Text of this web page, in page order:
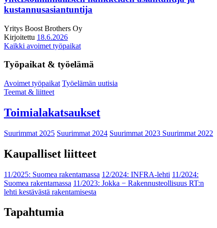
kustannusasiantuntija
Yritys Boost Brothers Oy
Kirjoitettu 18.6.2026
Kaikki avoimet työpaikat
Työpaikat & työelämä
Avoimet työpaikat Työelämän uutisia
Teemat & liitteet
Toimialakatsaukset
Suurimmat 2025 Suurimmat 2024 Suurimmat 2023 Suurimmat 2022
Kaupalliset liitteet
11/2025: Suomea rakentamassa 12/2024: INFRA-lehti 11/2024:
Suomea rakentamassa 11/2023: Jokka − Rakennusteollisuus RT:n
lehti kestävästä rakentamisesta
Tapahtumia